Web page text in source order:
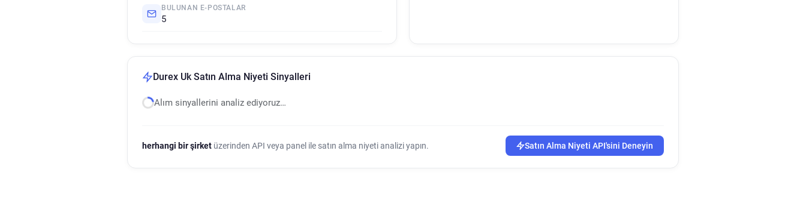
BULUNAN E-POSTALAR
5
Durex Uk Satın Alma Niyeti Sinyalleri
Alım sinyallerini analiz ediyoruz…
herhangi bir şirket üzerinden API veya panel ile satın alma niyeti analizi yapın. Satın Alma Niyeti API'sini Deneyin